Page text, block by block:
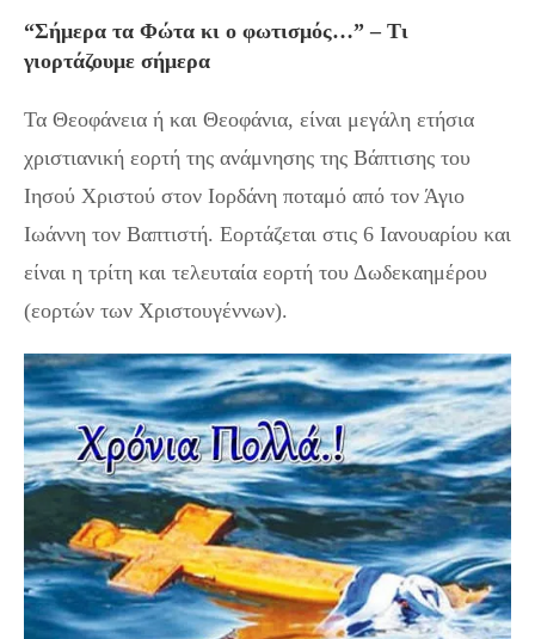
“Σήμερα τα Φώτα κι ο φωτισμός…” – Τι
γιορτάζουμε σήμερα
Τα Θεοφάνεια ή και Θεοφάνια, είναι μεγάλη ετήσια
χριστιανική εορτή της ανάμνησης της Βάπτισης του
Ιησού Χριστού στον Ιορδάνη ποταμό από τον Άγιο
Ιωάννη τον Βαπτιστή. Εορτάζεται στις 6 Ιανουαρίου και
είναι η τρίτη και τελευταία εορτή του Δωδεκαημέρου
(εορτών των Χριστουγέννων).